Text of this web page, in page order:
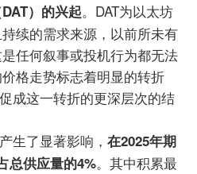
）的兴起。DAT为以太坊
续的需求来源，以前所未有
任何叙事或投机行为都无法
格走势标志着明显的转折
成这一转折的更深层次的结
生了显著影响， 在2025年期
总供应量的4%。其中积累最